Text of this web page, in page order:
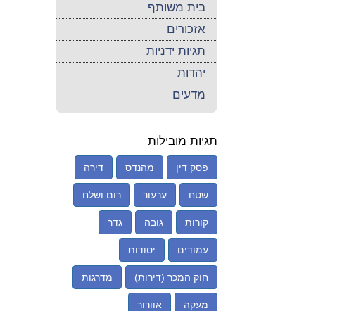
בית משותף
אזכורים
תגיות ידניות
יהדות
מדעים
תגיות מובילות
פסק דין מהנדס דירה
שטח ערעור רום ושלח
קורות גובה גדר
עמודים יסודות
חוק המכר (דירות) מדרגות
מעקה אוורור